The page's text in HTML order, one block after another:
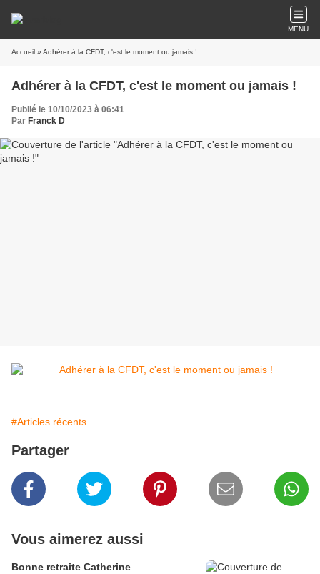
MENU
Accueil » Adhérer à la CFDT, c'est le moment ou jamais !
Adhérer à la CFDT, c'est le moment ou jamais !
Publié le 10/10/2023 à 06:41
Par Franck D
#Articles récents
Partager
Vous aimerez aussi
Bonne retraite Catherine